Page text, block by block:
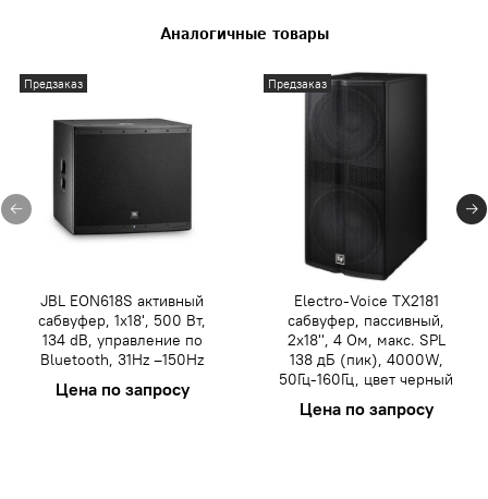
Аналогичные товары
Предзаказ
JBL EON618S активный
сабвуфер, 1x18', 500 Вт,
134 dB, управление по
Bluetooth, 31Hz –150Hz
Цена по запросу
Предзаказ
Electro-Voice TX2181
сабвуфер, пассивный,
2x18'', 4 Ом, макс. SPL
138 дБ (пик), 4000W,
50Гц-160Гц, цвет черный
Цена по запросу